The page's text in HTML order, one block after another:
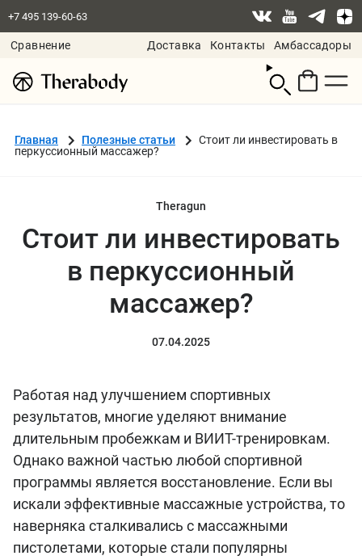
+7 495 139-60-63
Сравнение Доставка Контакты
Амбассадоры
Смотреть
корзину
Главная Полезные статьи
Стоит ли инвестировать в
перкуссионный массажер?
Theragun
Стоит ли инвестировать
в перкуссионный
массажер?
07.04.2025
Работая над улучшением спортивных
результатов, многие уделяют внимание
длительным пробежкам и ВИИТ-тренировкам.
Однако важной частью любой спортивной
программы является восстановление. Если вы
искали эффективные массажные устройства, то
наверняка сталкивались с массажными
пистолетами, которые стали популярны